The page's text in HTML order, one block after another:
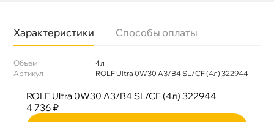
Характеристики Способы оплаты
Объем
4л
Артикул
ROLF Ultra 0W30 A3/B4 SL/CF (4л) 322944
ROLF Ultra 0W30 A3/B4 SL/CF (4л) 322944
4 736 ₽